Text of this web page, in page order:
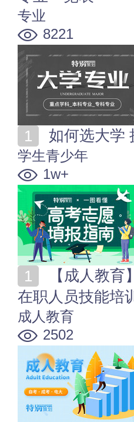
专业
8221
如何选大学
学生青少年
1w+
在职人员技能培
成人教育
2502